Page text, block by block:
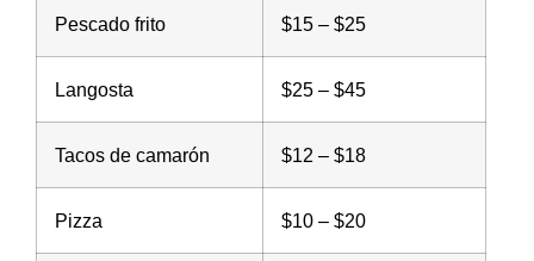
Pescado frito $15 – $25
Langosta $25 – $45
Tacos de camarón $12 – $18
Pizza $10 – $20